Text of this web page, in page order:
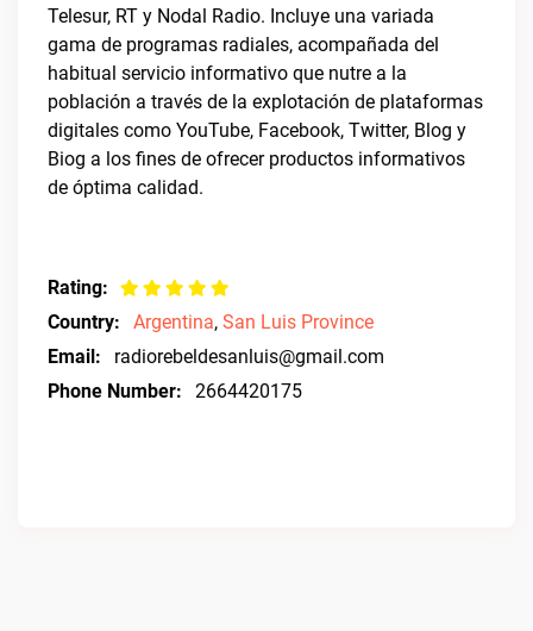
Telesur, RT y Nodal Radio. Incluye una variada
gama de programas radiales, acompañada del
habitual servicio informativo que nutre a la
población a través de la explotación de plataformas
digitales como YouTube, Facebook, Twitter, Blog y
Biog a los fines de ofrecer productos informativos
de óptima calidad.
Rating:
Country:
Argentina, San Luis Province
Email:
radiorebeldesanluis@gmail.com
Phone Number:
2664420175